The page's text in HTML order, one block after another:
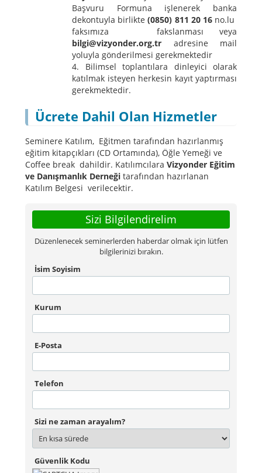
Başvuru Formuna işlenerek banka
dekontuyla birlikte(0850) 811 20 16no.lu
faksımıza fakslanması veya
bilgi@vizyonder.org.tr adresine mail
yoluyla gönderilmesi gerekmektedir
Bilimsel toplantılara dinleyici olarak
katılmak isteyen herkesin kayıt yaptırması
gerekmektedir.
Ücrete Dahil Olan Hizmetler
Seminere Katılım, Eğitmen tarafından hazırlanmış
eğitim kitapçıkları (CD Ortamında), Öğle Yemeği ve
Coffee break dahildir. Katılımcılara Vizyonder Eğitim
ve Danışmanlık Derneği tarafından hazırlanan
Katılım Belgesi verilecektir.
Sizi Bilgilendirelim
Düzenlenecek seminerlerden haberdar olmak için lütfen
bilgilerinizi bırakın.
İsim Soyisim
Kurum
E-Posta
Telefon
Sizi ne zaman arayalım?
Güvenlik Kodu